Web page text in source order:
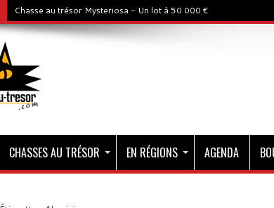
Chasse au trésor Mysteriosa - Un lot à 50 000 €
CHASSES AU TRÉSOR EN RÉGIONS AGENDA